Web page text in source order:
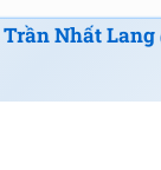
Trần Nhất